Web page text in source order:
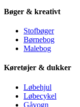
Bøger & kreativt
Stofbøger
Børnebog
Malebog
Køretøjer & dukker
Løbehjul
Løbecykel
Gåvogn